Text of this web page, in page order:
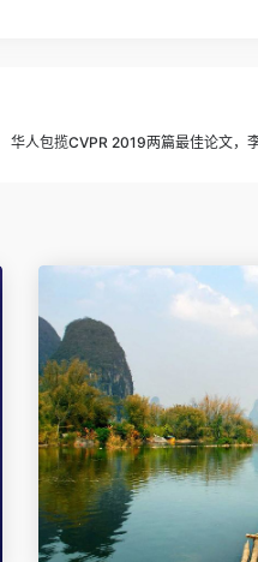
华人包揽CVPR 2019两篇最佳论文，